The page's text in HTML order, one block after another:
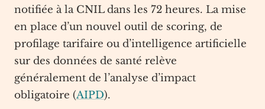
notifiée à la CNIL dans les 72 heures. La mise
en place d’un nouvel outil de scoring, de
profilage tarifaire ou d’intelligence artificielle
sur des données de santé relève
généralement de l’analyse d’impact
obligatoire (AIPD).